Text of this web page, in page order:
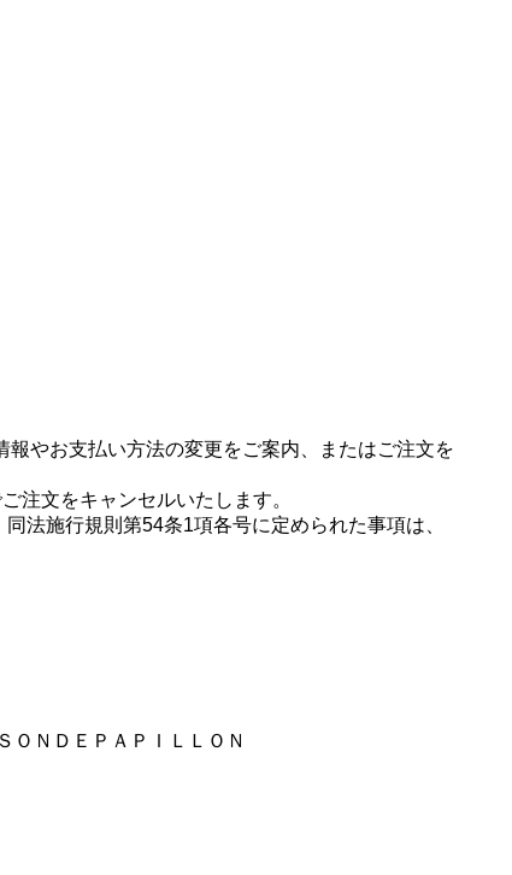
やお支払い方法の変更をご案内、またはご注文を
注文をキャンセルいたします。
法施行規則第54条1項各号に定められた事項は、
ＯＮＤＥＰＡＰＩＬＬＯＮ